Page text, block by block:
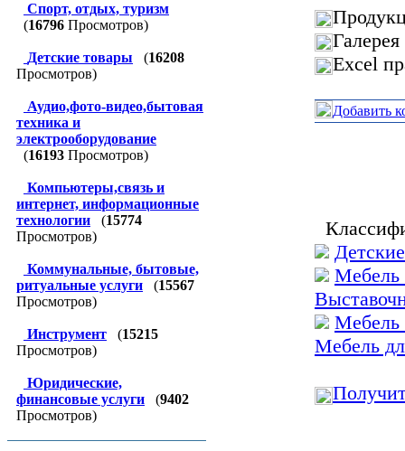
Спорт, отдых, туризм
(16796 Просмотров)
Детские товары (16208
Просмотров)
Аудио,фото-видео,бытовая
техника и
электрооборудование
(16193 Просмотров)
Компьютеры,связь и
интернет, информационные
технологии
(15774
Просмотров)
Коммунальные, бытовые,
ритуальные услуги
(15567
Просмотров)
Инструмент (15215
Просмотров)
Юридические,
финансовые услуги
(9402
Просмотров)
Excel
Добавить
Мебель
Мебель
Мебель